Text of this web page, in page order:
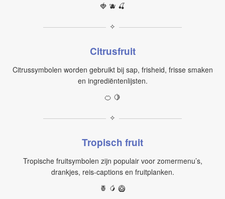
🍓 🫐 🍒
✧
Citrusfruit
Citrussymbolen worden gebruikt bij sap, frisheid, frisse smaken
en ingrediëntenlijsten.
🍊 🍋
✧
Tropisch fruit
Tropische fruitsymbolen zijn populair voor zomermenu’s,
drankjes, reis-captions en fruitplanken.
🍍 🥭 🥝